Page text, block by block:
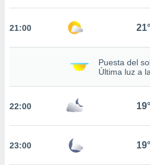
como
IP
posible
21:00 21°
Puesta del
Última luz a
22:00 19°
23:00 19°